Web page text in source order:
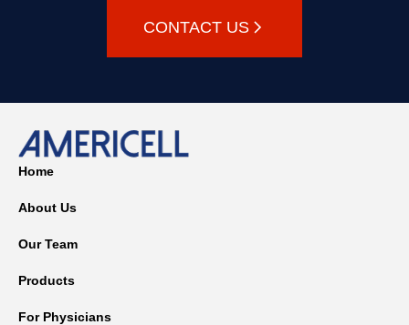
CONTACT US
Home
About Us
Our Team
Products
For Physicians